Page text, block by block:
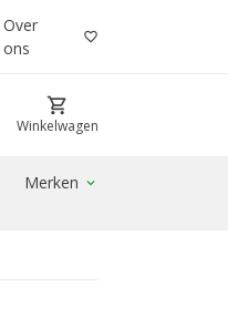
Over
ons
favorite_border
shopping_cart
Winkelwagen
Merken expand_more